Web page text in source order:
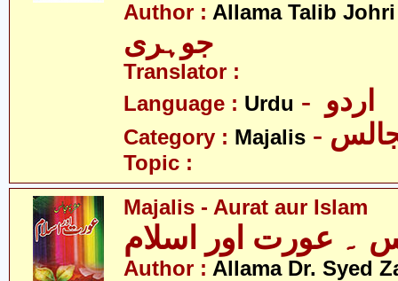
Author : Allama Talib Johri
جوہری
Translator :
Language : Urdu
Category : Majalis
Topic :
Majalis - Aurat aur Islam
۔ عورت اور اسلام
Author : Allama Dr. Syed